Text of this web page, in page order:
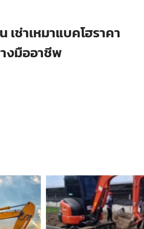
เช่าเหมาแบคโฮราคา
งมืออาชีพ